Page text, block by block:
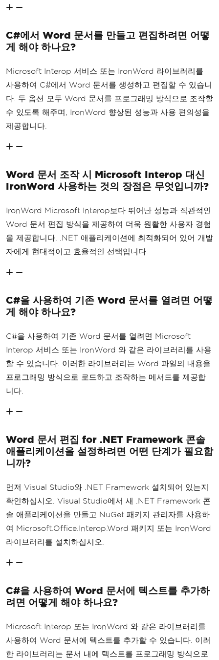
C#에서 Word 문서를 만들고 편집하려면 어떻
게 해야 하나요?
Microsoft Interop 서비스 또는 IronWord 라이브러리를
사용하여 C#에서 Word 문서를 생성하고 편집할 수 있습니
다. 두 옵션 모두 Word 문서를 프로그래밍 방식으로 조작할
수 있도록 해주며, IronWord 향상된 성능과 사용 편의성을
제공합니다.
Word 문서 조작 시 Microsoft Interop 대신
IronWord 사용하는 것의 장점은 무엇입니까?
IronWord Microsoft Interop보다 뛰어난 성능과 직관적인
Word 문서 편집 방식을 제공하여 더욱 원활한 사용자 경험
을 제공합니다. .NET 애플리케이션에 최적화되어 있어 개발
자에게 현대적이고 효율적인 선택입니다.
C#을 사용하여 기존 Word 문서를 열려면 어떻
게 해야 하나요?
C#을 사용하여 기존 Word 문서를 열려면 Microsoft
Interop 서비스 또는 IronWord 와 같은 라이브러리를 사용
할 수 있습니다. 이러한 라이브러리는 Word 파일의 내용을
프로그래밍 방식으로 로드하고 조작하는 메서드를 제공합
니다.
Word 문서 편집 for .NET Framework 콘솔
애플리케이션을 설정하려면 어떤 단계가 필요합
니까?
먼저 Visual Studio와 .NET Framework 설치되어 있는지
확인하십시오. Visual Studio에서 새 .NET Framework 콘
솔 애플리케이션을 만들고 NuGet 패키지 관리자를 사용하
여 Microsoft.Office.Interop.Word 패키지 또는 IronWord
라이브러리를 설치하십시오.
C#을 사용하여 Word 문서에 텍스트를 추가하
려면 어떻게 해야 하나요?
Microsoft Interop 또는 IronWord 와 같은 라이브러리를
사용하여 Word 문서에 텍스트를 추가할 수 있습니다. 이러
한 라이브러리는 문서 내에 텍스트를 프로그래밍 방식으로